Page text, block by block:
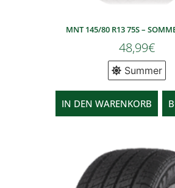
MNT 145/80 R13 75S –
48,99€
Summer
IN DEN WARENKORB